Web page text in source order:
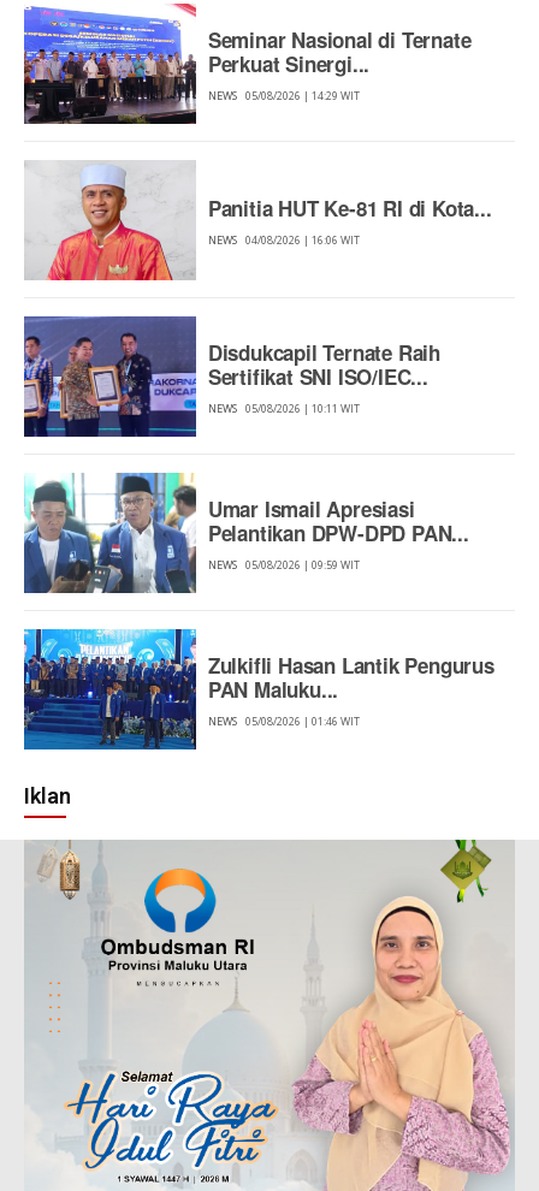
Seminar Nasional di Ternate
Perkuat Sinergi...
NEWS 05/08/2026 | 14:29 WIT
Panitia HUT Ke-81 RI di Kota...
NEWS 04/08/2026 | 16:06 WIT
Disdukcapil Ternate Raih
Sertifikat SNI ISO/IEC...
NEWS 05/08/2026 | 10:11 WIT
Umar Ismail Apresiasi
Pelantikan DPW-DPD PAN...
NEWS 05/08/2026 | 09:59 WIT
Zulkifli Hasan Lantik Pengurus
PAN Maluku...
NEWS 05/08/2026 | 01:46 WIT
Iklan